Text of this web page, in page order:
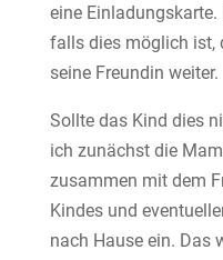
eine
falls dies möglich ist,
seine Freundin weiter.
Sollte das Kind dies
ich zunächst die
zusammen mit dem
Kindes und
nach Hause ein. Das